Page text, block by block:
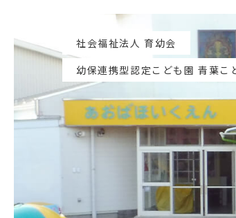
社会福祉法人 育幼会
幼保連携型認定こども園 青葉こ